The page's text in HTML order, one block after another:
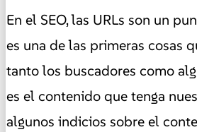
En el SEO, las URLs son un
es una de las primeras cosas
tanto los buscadores como
es el contenido que tenga
algunos indicios sobre el